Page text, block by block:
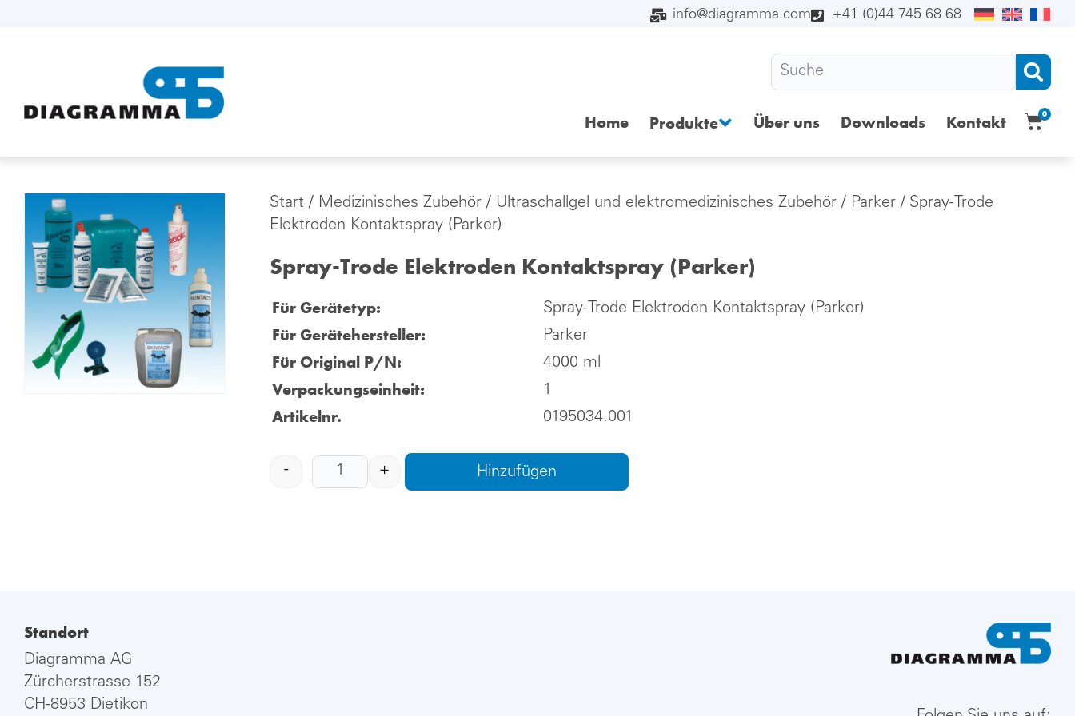
info@diagramma.com +41 (0)44 745 68 68
Home Produkte Über uns Downloads Kontakt 0
Start / Medizinisches Zubehör / Ultraschallgel und elektromedizinisches Zubehör / Parker / Spray-Trode
Elektroden Kontaktspray (Parker)
Spray-Trode Elektroden Kontaktspray (Parker)
Für Gerätetyp: Spray-Trode Elektroden Kontaktspray (Parker)
Für Gerätehersteller: Parker
Für Original P/N: 4000 ml
Verpackungseinheit: 1
Artikelnr. 0195034.001
- + Hinzufügen
Standort
Diagramma AG
Zürcherstrasse 152
CH-8953 Dietikon